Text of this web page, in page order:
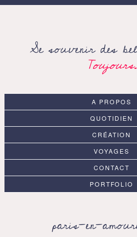
Se souvenir des
Toujours.
A PROPOS
QUOTIDIEN
CRÉATION
VOYAGES
CONTACT
PORTFOLIO
paris-en-